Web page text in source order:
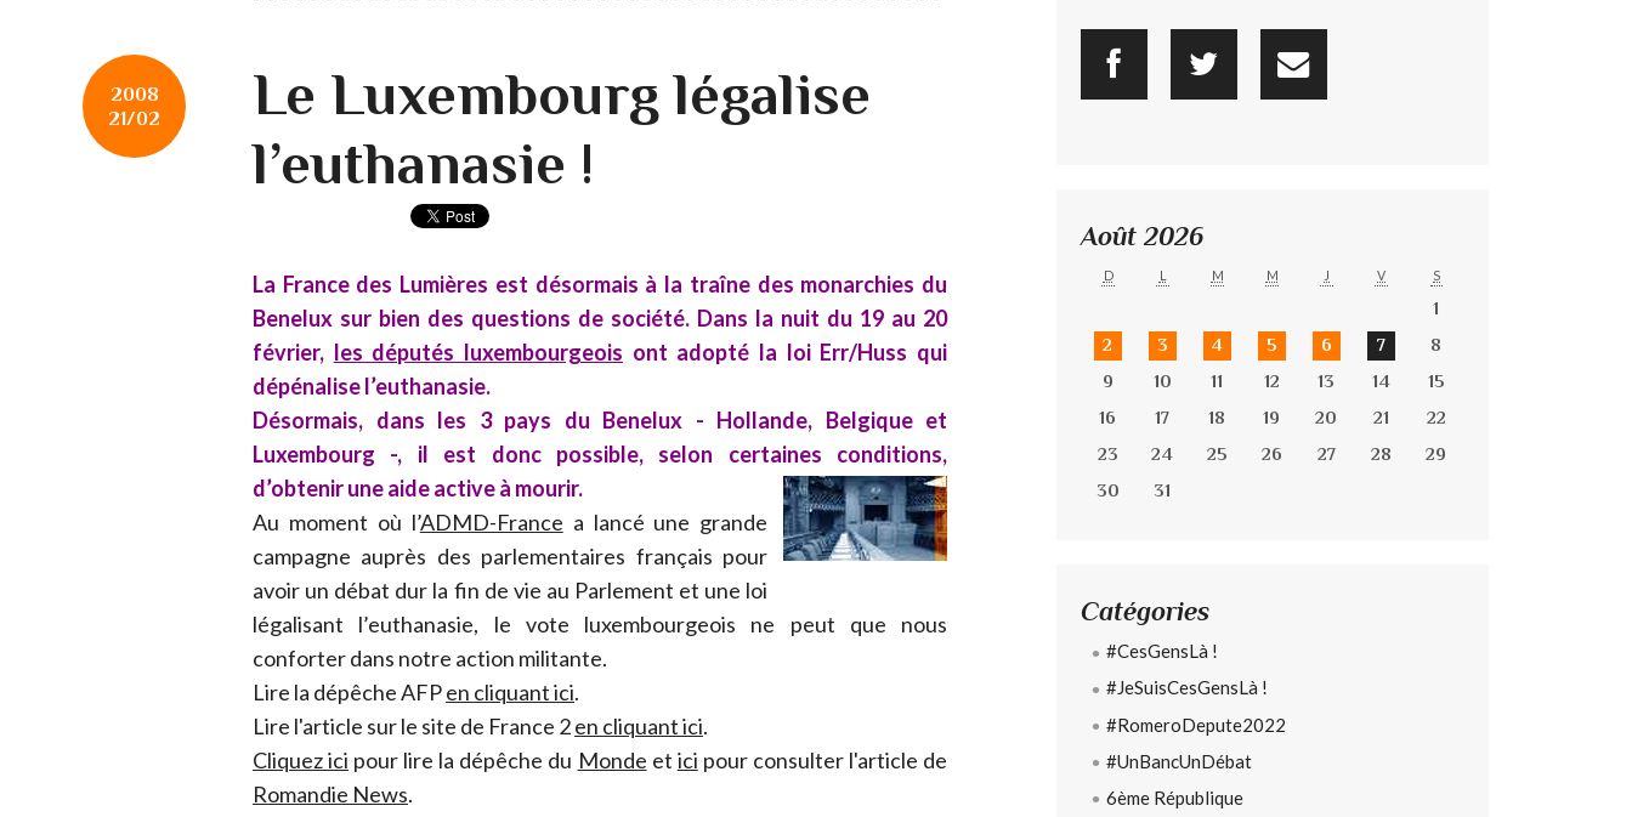
2008
21/02
Le Luxembourg légalise
l’euthanasie !
La France des Lumières est désormais à la traîne des monarchies du
Benelux sur bien des questions de société. Dans la nuit du 19 au 20
février, les députés luxembourgeois ont adopté la loi Err/Huss qui
dépénalise l’euthanasie.
Désormais, dans les 3 pays du Benelux - Hollande, Belgique et
Luxembourg -, il est donc possible, selon certaines conditions,
d’obtenir une aide active à mourir.
Au moment où l’ADMD-France a lancé une grande
campagne auprès des parlementaires français pour
avoir un débat dur la fin de vie au Parlement et une loi
légalisant l’euthanasie, le vote luxembourgeois ne peut que nous
conforter dans notre action militante.
Lire la dépêche AFPen cliquant ici.
Lire l'article sur le site de France 2en cliquant ici.
Cliquez ici pour lire la dépêche du Monde et ici pour consulter l'article de
Romandie News.
Août 2026
D L M M J V S
1
2
3 4 5 6 7
8
9
10 11 12 13 14
15
16
17 18 19 20 21
22
23
24 25 26 27 28
29
30
31
Catégories
#CesGensLà !
#JeSuisCesGensLà !
#RomeroDepute2022
#UnBancUnDébat
6ème République